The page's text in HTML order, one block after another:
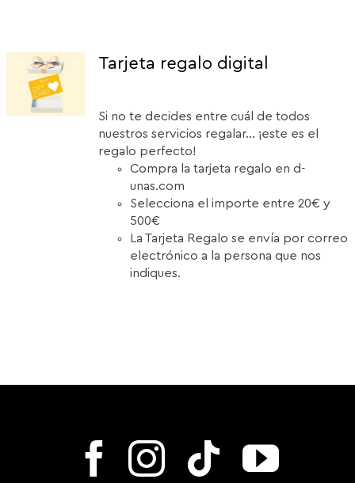
Tarjeta regalo digital
Si no te decides entre cuál de todos
nuestros servicios regalar... ¡este es el
regalo perfecto!
Compra la tarjeta regalo en d-
unas.com
Selecciona el importe entre 20€ y
500€
La Tarjeta Regalo se envía por correo
electrónico a la persona que nos
indiques.